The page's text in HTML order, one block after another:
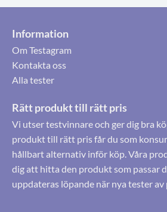
Information
Om Testagram
Kontakta oss
Alla tester
Rätt produkt till rätt pris
Vi utser testvinnare och ger dig bra
produkt till rätt pris får du som
hållbart alternativ inför köp. Våra
dig att hitta den produkt som passar
uppdateras löpande när nya tester